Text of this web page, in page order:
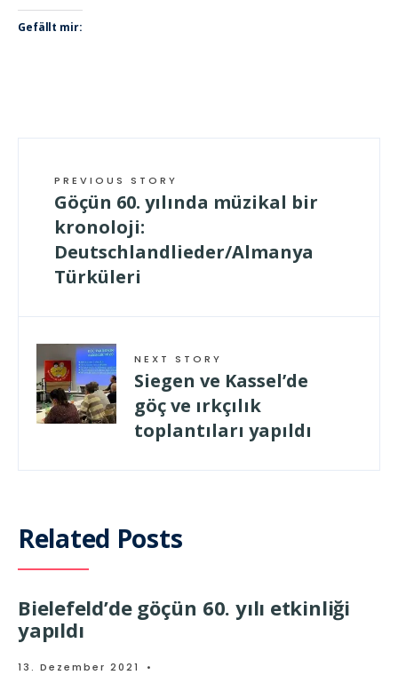
Gefällt mir:
PREVIOUS STORY
Göçün 60. yılında müzikal bir
kronoloji:
Deutschlandlieder/Almanya
Türküleri
NEXT STORY
Siegen ve Kassel’de
göç ve ırkçılık
toplantıları yapıldı
Related Posts
Bielefeld’de göçün 60. yılı etkinliği
yapıldı
13. Dezember 2021 •